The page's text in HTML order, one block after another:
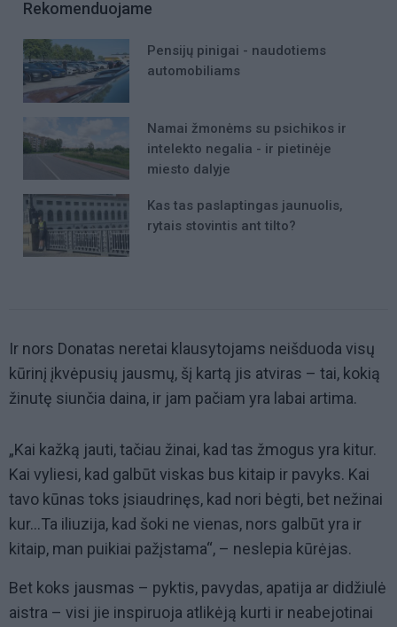
Rekomenduojame
Pensijų pinigai - naudotiems
automobiliams
Namai žmonėms su psichikos ir
intelekto negalia - ir pietinėje
miesto dalyje
Kas tas paslaptingas jaunuolis,
rytais stovintis ant tilto?
Ir nors Donatas neretai klausytojams neišduoda visų
kūrinį įkvėpusių jausmų, šį kartą jis atviras – tai, kokią
žinutę siunčia daina, ir jam pačiam yra labai artima.
„Kai kažką jauti, tačiau žinai, kad tas žmogus yra kitur.
Kai vyliesi, kad galbūt viskas bus kitaip ir pavyks. Kai
tavo kūnas toks įsiaudrinęs, kad nori bėgti, bet nežinai
kur...Ta iliuzija, kad šoki ne vienas, nors galbūt yra ir
kitaip, man puikiai pažįstama“, – neslepia kūrėjas.
Bet koks jausmas – pyktis, pavydas, apatija ar didžiulė
aistra – visi jie inspiruoja atlikėją kurti ir neabejotinai